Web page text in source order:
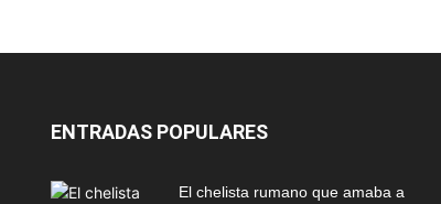
ENTRADAS POPULARES
El chelista rumano que amaba a